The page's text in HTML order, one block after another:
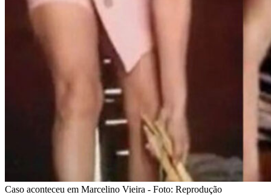
Caso aconteceu em Marcelino Vieira - Foto: Reprodução